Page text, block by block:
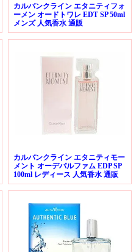
カルバンクライン エタニティフォ
ーメン オードトワレ EDT SP 50ml
メンズ 人気香水 通販
カルバンクライン エタニティモー
メント オーデパルファム EDP SP
100ml レディース 人気香水 通販